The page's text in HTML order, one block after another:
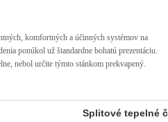
komfortných a účinných systémov na
ponúkol už štandardne bohatú prezentáciu.
nebol určite týmto stánkom prekvapený.
Splitové tepelné